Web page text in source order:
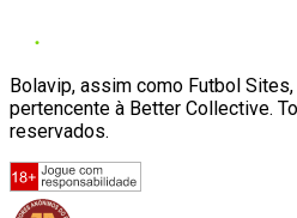
Bolavip, assim como Futbol
pertencente à Better Collective.
reservados.